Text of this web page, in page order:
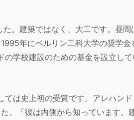
。建築ではなく、大工です。昼間
年にベルリン工科大学の奨学金
学校建設のための基金を設立して
は史上初の受賞です。アレハン
。「彼は内側から知っています。